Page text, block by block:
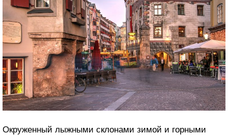
Окруженный лыжными склонами зимой и горными